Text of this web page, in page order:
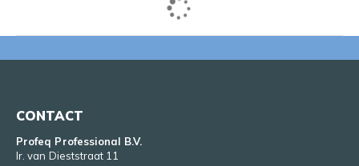
CONTACT
Profeq Professional B.V.
Ir. van Dieststraat 11